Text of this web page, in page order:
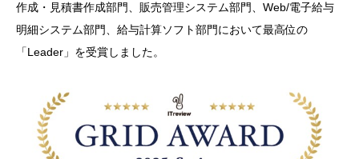
作成・見積書作成部門、販売管理システム部門、Web/電子給与
明細システム部門、給与計算ソフト部門において最高位の
「Leader」を受賞しました。